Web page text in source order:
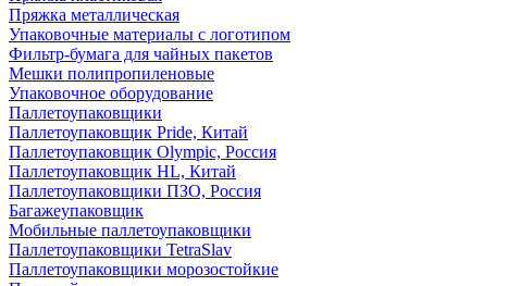
Пряжка металлическая
Упаковочные материалы с логотипом
Фильтр-бумага для чайных пакетов
Мешки полипропиленовые
Упаковочное оборудование
Паллетоупаковщики
Паллетоупаковщик Pride, Китай
Паллетоупаковщик Olympic, Россия
Паллетоупаковщик HL, Китай
Паллетоупаковщики ПЗО, Россия
Багажеупаковщик
Мобильные паллетоупаковщики
Паллетоупаковщики TetraSlav
Паллетоупаковщики морозостойкие